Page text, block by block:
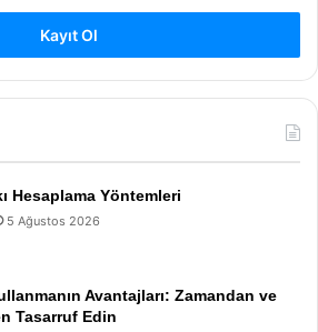
Kayıt Ol
Hesaplama Yöntemleri
5 Ağustos 2026
Avantajları: Zamandan ve
Tasarruf Edin